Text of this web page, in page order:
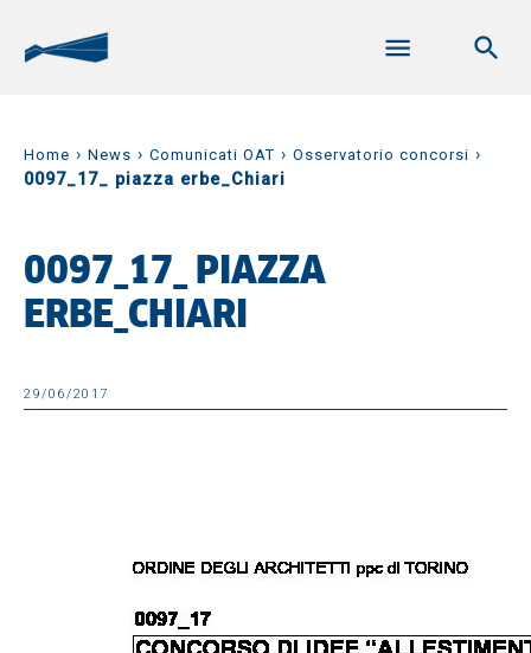
Home › News › Comunicati OAT › Osservatorio concorsi ›
0097_17_ piazza erbe_Chiari
0097_17_ PIAZZA
ERBE_CHIARI
29/06/2017